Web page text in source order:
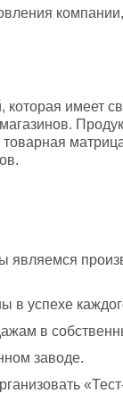
имеет
являемся
в успехе
в
заводе.